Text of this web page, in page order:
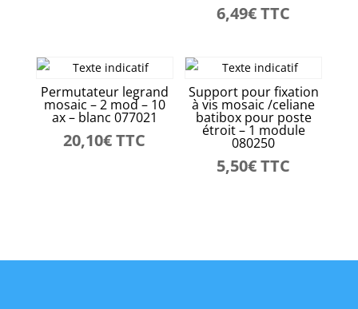
6,49€TTC
Permutateur legrand
mosaic – 2 mod – 10
ax – blanc 077021
20,10€TTC
Support pour fixation
à vis mosaic /celiane
batibox pour poste
étroit – 1 module
080250
5,50€TTC